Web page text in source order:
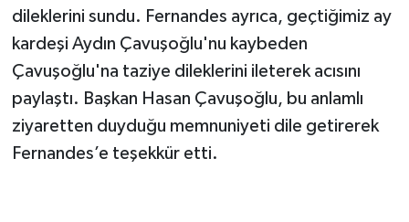
dileklerini sundu. Fernandes ayrıca, geçtiğimiz ay
kardeşi Aydın Çavuşoğlu'nu kaybeden
Çavuşoğlu'na taziye dileklerini ileterek acısını
paylaştı. Başkan Hasan Çavuşoğlu, bu anlamlı
ziyaretten duyduğu memnuniyeti dile getirerek
Fernandes’e teşekkür etti.